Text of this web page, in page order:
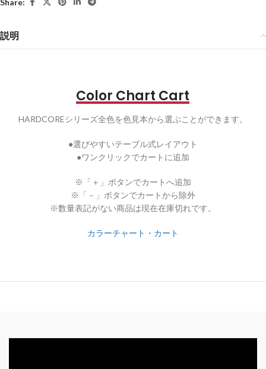
説明
Color Chart Cart
HARDCOREシリーズ全色を色見本から選ぶことができます。
●選びやすいテーブル式レイアウト
●ワンクリックでカートに追加
※「＋」ボタンでカートへ追加
※「－」ボタンでカートから除外
※数量表記がない商品は現在在庫切れです。
カラーチャート・カート